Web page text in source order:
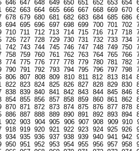
646 647 648 649 650 651 652 653 654
662 663 664 665 666 667 668 669 670
678 679 680 681 682 683 684 685 686
694 695 696 697 698 699 700 701 702
710 711 712 713 714 715 716 717 718
726 727 728 729 730 731 732 733 734
742 743 744 745 746 747 748 749 750
758 759 760 761 762 763 764 765 766
774 775 776 777 778 779 780 781 782
790 791 792 793 794 795 796 797 798
806 807 808 809 810 811 812 813 814
822 823 824 825 826 827 828 829 830
838 839 840 841 842 843 844 845 846
854 855 856 857 858 859 860 861 862
870 871 872 873 874 875 876 877 878
886 887 888 889 890 891 892 893 894
902 903 904 905 906 907 908 909 910
918 919 920 921 922 923 924 925 926
934 935 936 937 938 939 940 941 942
950 951 952 953 954 955 956 957 958